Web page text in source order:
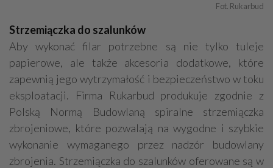
Fot. Rukarbud
Strzemiączka do szalunków
Aby wykonać filar potrzebne są nie tylko tuleje
papierowe, ale także akcesoria dodatkowe, które
zapewnią jego wytrzymałość i bezpieczeństwo w toku
eksploatacji. Firma Rukarbud produkuje zgodnie z
Polską Normą Budowlaną spiralne strzemiączka
zbrojeniowe, które pozwalają na wygodne i szybkie
wykonanie wymaganego przez nadzór budowlany
zbrojenia. Strzemiączka do szalunków oferowane są w